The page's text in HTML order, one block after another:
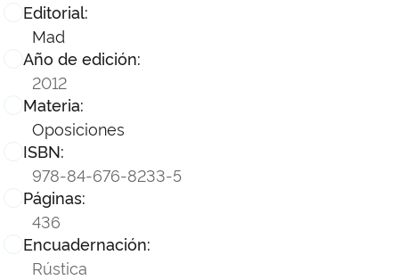
Editorial:
Mad
Año de edición:
2012
Materia:
Oposiciones
ISBN:
978-84-676-8233-5
Páginas:
436
Encuadernación:
Rústica